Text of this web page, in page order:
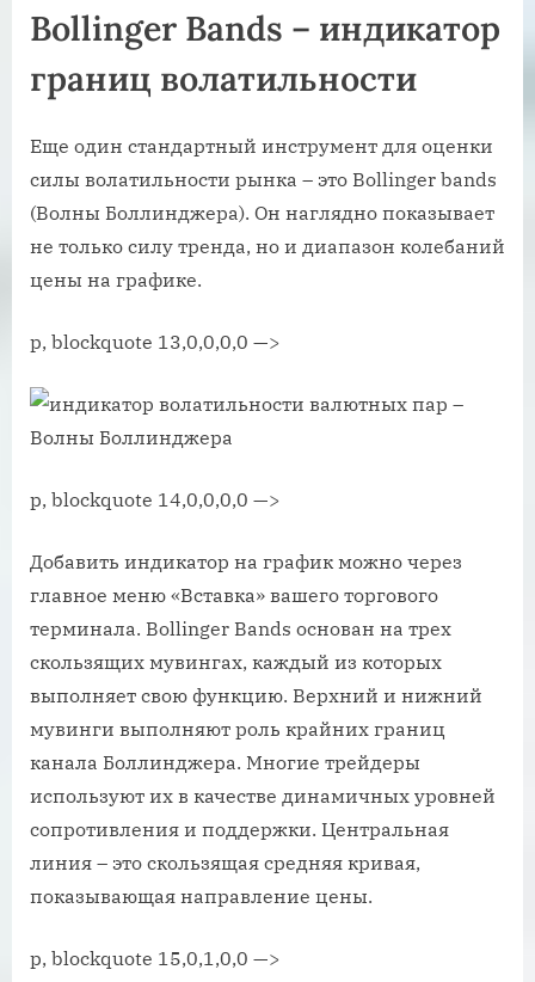
Bollinger Bands – индикатор
границ волатильности
Еще один стандартный инструмент для оценки
силы волатильности рынка – это Bollinger bands
(Волны Боллинджера). Он наглядно показывает
не только силу тренда, но и диапазон колебаний
цены на графике.
p, blockquote 13,0,0,0,0 —>
p, blockquote 14,0,0,0,0 —>
Добавить индикатор на график можно через
главное меню «Вставка» вашего торгового
терминала. Bollinger Bands основан на трех
скользящих мувингах, каждый из которых
выполняет свою функцию. Верхний и нижний
мувинги выполняют роль крайних границ
канала Боллинджера. Многие трейдеры
используют их в качестве динамичных уровней
сопротивления и поддержки. Центральная
линия – это скользящая средняя кривая,
показывающая направление цены.
p, blockquote 15,0,1,0,0 —>